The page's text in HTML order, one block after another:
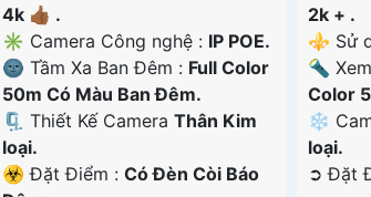
4k 👍🏾 .
✳️ Camera Công nghệ : IP POE.
🌚 Tầm Xa Ban Đêm : Full Color
50m Có Màu Ban Ðêm.
🗜️ Thiết Kế Camera Thân Kim
loại.
️☣️ Đặt Điểm : Có Ðèn Còi Báo
2k + .
⚜️ Sử
🔦
Color
❄
loại.
️➲ Đặt